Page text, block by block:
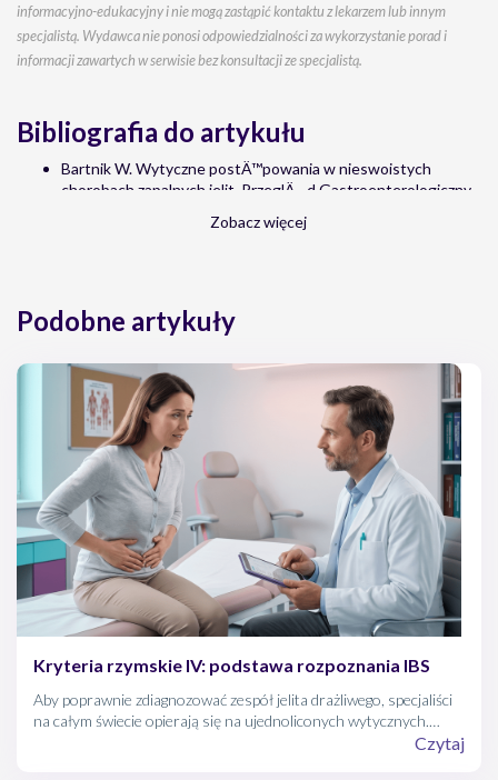
informacyjno-edukacyjny i nie mogą zastąpić kontaktu z lekarzem lub innym
specjalistą. Wydawca nie ponosi odpowiedzialności za wykorzystanie porad i
informacji zawartych w serwisie bez konsultacji ze specjalistą.
Bibliografia do artykułu
Bartnik W. Wytyczne postÄ™powania w nieswoistych
chorobach zapalnych jelit. PrzeglÄ…d Gastroenterologiczny
Gonciarz M., SzkudÅ‚apski D., Mularczyk A., Radwan P.,
Zobacz więcej
Podobne artykuły
Kryteria rzymskie IV: podstawa rozpoznania IBS
Aby poprawnie zdiagnozować zespół jelita drażliwego, specjaliści
na całym świecie opierają się na ujednoliconych wytycznych.
Kryteria rzymskie IV to obecnie obowiązujący, międzynarodowy
Czytaj